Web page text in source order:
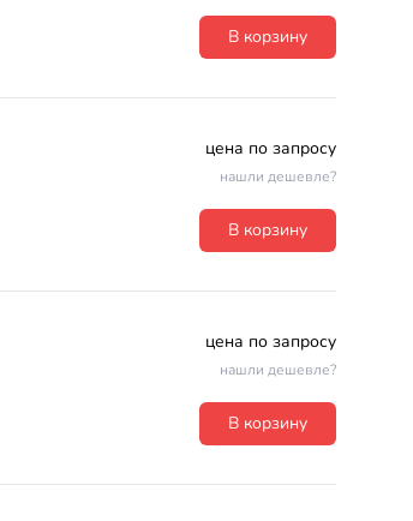
В корзину
цена по запросу
нашли дешевле?
В корзину
цена по запросу
нашли дешевле?
В корзину